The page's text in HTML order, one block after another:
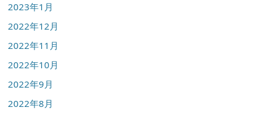
2023年1月
2022年12月
2022年11月
2022年10月
2022年9月
2022年8月